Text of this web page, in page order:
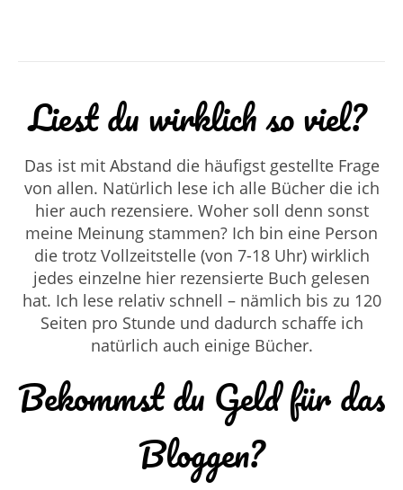
Liest du wirklich so viel?
Das ist mit Abstand die häufigst gestellte Frage
von allen. Natürlich lese ich alle Bücher die ich
hier auch rezensiere. Woher soll denn sonst
meine Meinung stammen? Ich bin eine Person
die trotz Vollzeitstelle (von 7-18 Uhr) wirklich
jedes einzelne hier rezensierte Buch gelesen
hat. Ich lese relativ schnell – nämlich bis zu 120
Seiten pro Stunde und dadurch schaffe ich
natürlich auch einige Bücher.
Bekommst du Geld für das
Bloggen?